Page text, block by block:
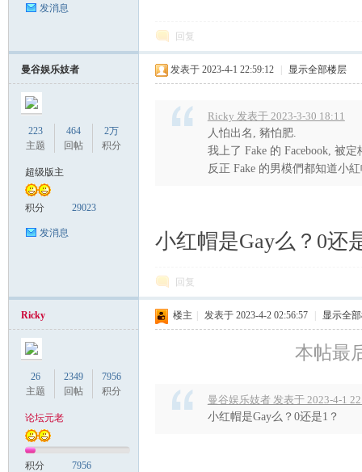
发消息
回复
曼谷娱乐妓者
223
主题
464
回帖
2万
积分
超级版主
积分 29023
发消息
发表于 2023-4-1 22:59:12 显示全部楼层
Ricky 发表于 2023-3-30 18:11
人怕出名, 豬怕肥.
我上了 Fake 的 Facebook, 被
反正 Fake 的男模們都知道小
小红帽是Gay么？0还
回复
Ricky
26
主题
2349
回帖
7956
积分
论坛元老
积分 7956
楼主 发表于 2023-4-2 02:56:57 显示全
本帖最
曼谷娱乐妓者 发表于 2023-4-1
小红帽是Gay么？0还是1？